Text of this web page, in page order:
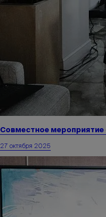
Совместное мероприятие
27 октября 2025